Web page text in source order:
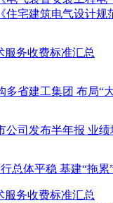
住宅建筑电气设计规
服务收费标准汇总
多省建工集团 布局“
公司发布半年报 业
总体平稳 基建“拖累
服务收费标准汇总